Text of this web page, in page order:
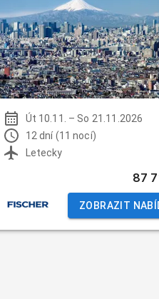
Út 10.11. – So 21.11.2026
12 dní (11 nocí)
Letecky
87
ZOBRAZIT